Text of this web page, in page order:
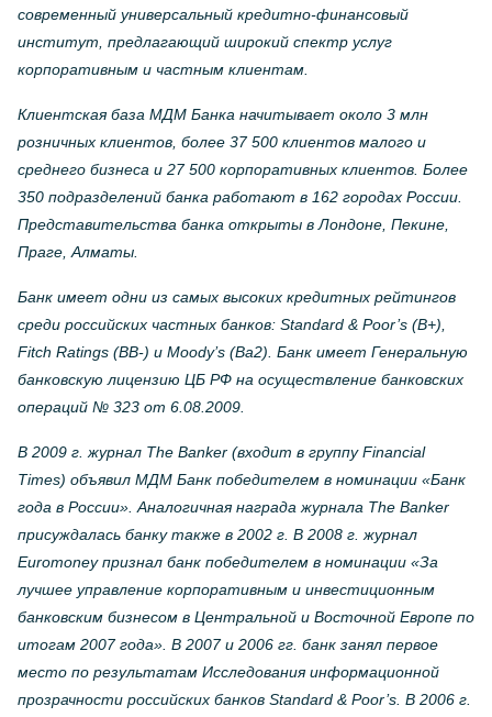
современный универсальный кредитно-финансовый
институт, предлагающий широкий спектр услуг
корпоративным и частным клиентам.
Клиентская база МДМ Банка начитывает около 3 млн
розничных клиентов, более 37 500 клиентов малого и
среднего бизнеса и 27 500 корпоративных клиентов. Более
350 подразделений банка работают в 162 городах России.
Представительства банка открыты в Лондоне, Пекине,
Праге, Алматы.
Банк имеет одни из самых высоких кредитных рейтингов
среди российских частных банков: Standard & Poor’s (B+),
Fitch Ratings (BB-) и Moody’s (Ba2). Банк имеет Генеральную
банковскую лицензию ЦБ РФ на осуществление банковских
операций № 323 от 6.08.2009.
В 2009 г. журнал The Banker (входит в группу Financial
Times) объявил МДМ Банк победителем в номинации «Банк
года в России». Аналогичная награда журнала The Banker
присуждалась банку также в 2002 г. В 2008 г. журнал
Euromoney признал банк победителем в номинации «За
лучшее управление корпоративным и инвестиционным
банковским бизнесом в Центральной и Восточной Европе по
итогам 2007 года». В 2007 и 2006 гг. банк занял первое
место по результатам Исследования информационной
прозрачности российских банков Standard & Poor’s. В 2006 г.